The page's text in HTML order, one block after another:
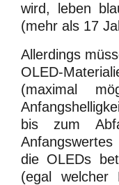
wird, leben
(mehr als 17
Allerdings
OLED-
(maximal
bis zum
die OLEDs
(egal welcher